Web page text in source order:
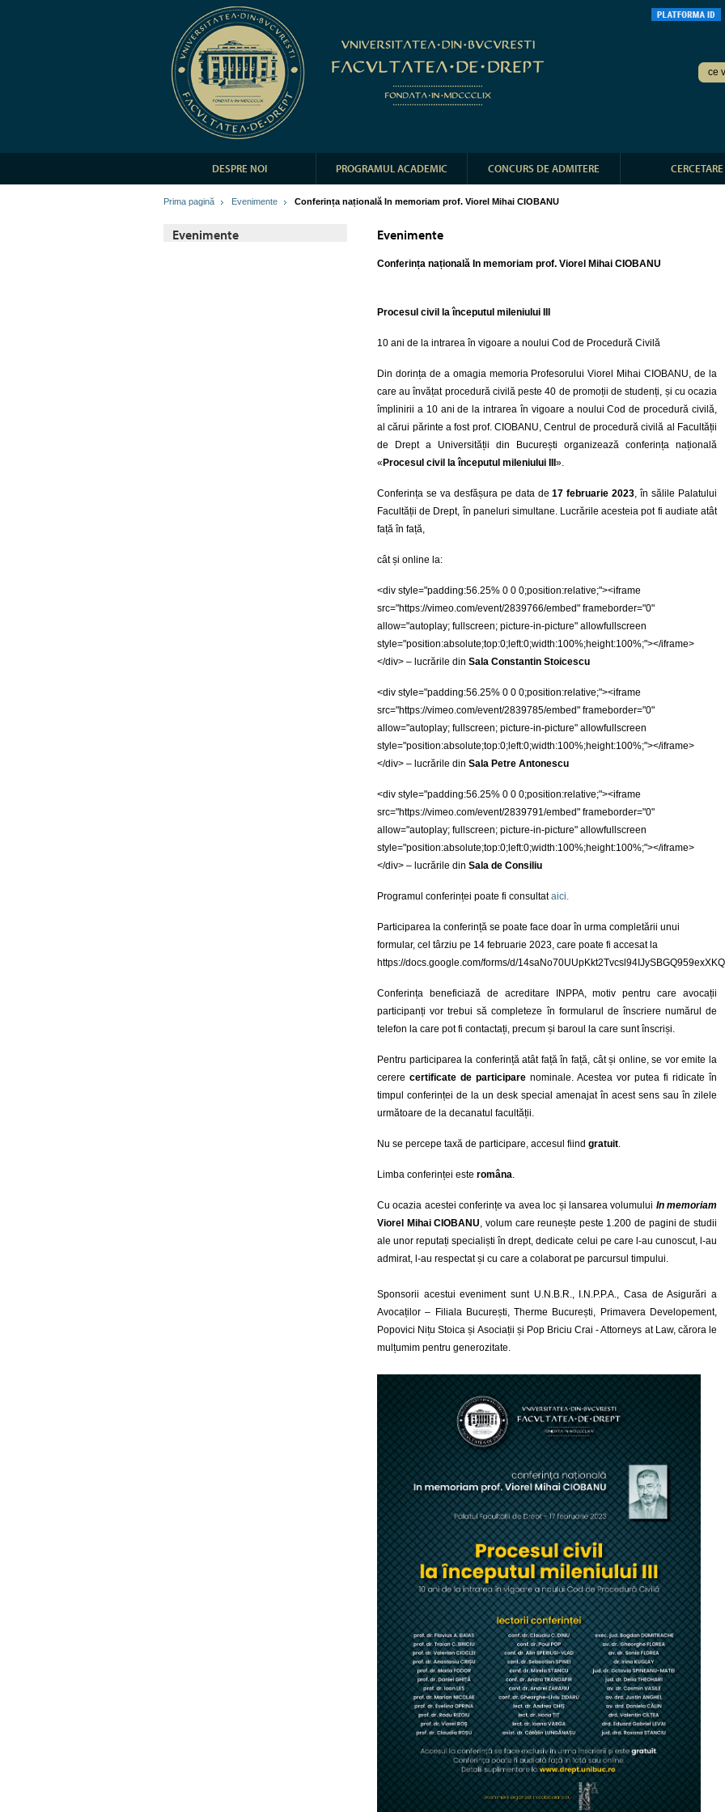
DESPRE NOI PROGRAMUL ACADEMIC CONCURS DE ADMITERE CERCETARE
Prima pagină Evenimente Conferința națională In memoriam prof. Viorel Mihai CIOBANU
Evenimente Evenimente
Conferința națională In memoriam prof. Viorel Mihai CIOBANU
Procesul civil la începutul mileniului III
10 ani de la intrarea în vigoare a noului Cod de Procedură Civilă
Din dorința de a omagia memoria Profesorului Viorel Mihai CIOBANU, de la
care au învățat procedură civilă peste 40 de promoții de studenți, și cu ocazia
împlinirii a 10 ani de la intrarea în vigoare a noului Cod de procedură civilă,
al cărui părinte a fost prof. CIOBANU, Centrul de procedură civilă al Facultății
de Drept a Universității din București organizează conferința națională
« Procesul civil la începutul mileniului III ».
Conferința se va desfășura pe data de17 februarie 2023, în sălile Palatului
Facultății de Drept, în paneluri simultane. Lucrările acesteia pot fi audiate atât
față în față,
cât și online la:
<div style="padding:56.25% 0 0 0;position:relative;"><iframe
src="https://vimeo.com/event/2839766/embed" frameborder="0"
allow="autoplay; fullscreen; picture-in-picture" allowfullscreen
style="position:absolute;top:0;left:0;width:100%;height:100%;"></iframe>
</div> – lucrările din Sala Constantin Stoicescu
<div style="padding:56.25% 0 0 0;position:relative;"><iframe
src="https://vimeo.com/event/2839785/embed" frameborder="0"
allow="autoplay; fullscreen; picture-in-picture" allowfullscreen
style="position:absolute;top:0;left:0;width:100%;height:100%;"></iframe>
</div> – lucrările din Sala Petre Antonescu
<div style="padding:56.25% 0 0 0;position:relative;"><iframe
src="https://vimeo.com/event/2839791/embed" frameborder="0"
allow="autoplay; fullscreen; picture-in-picture" allowfullscreen
style="position:absolute;top:0;left:0;width:100%;height:100%;"></iframe>
</div> – lucrările din Sala de Consiliu
Programul conferinței poate fi consultataici.
Participarea la conferință se poate face doar în urma completării unui
formular, cel târziu pe 14 februarie 2023, care poate fi accesatla
https://docs.google.com/forms/d/
Conferința beneficiază de acreditare INPPA, motiv pentru care avocații
participanți vor trebui să completeze în formularul de înscriere numărul de
telefon la care pot fi contactați, precum și baroul la care sunt înscriși.
Pentru participarea la conferință atât față în față, cât și online, se vor emite la
cerere certificate de participare nominale. Acestea vor putea fi ridicate în
timpul conferinței de la un desk special amenajat în acest sens sau în zilele
următoare de la decanatul facultății.
Nu se percepe taxă de participare, accesul fiind gratuit.
Limba conferinței este româna.
Cu ocazia acestei conferințe va avea loc și lansarea volumului In memoriam
Viorel Mihai CIOBANU, volum care reunește peste 1.200 de pagini de studii
ale unor reputați specialiști în drept, dedicate celui pe care l-au cunoscut, l-au
admirat, l-au respectat și cu care a colaborat pe parcursul timpului.
Sponsorii acestui eveniment sunt U.N.B.R., I.N.P.P.A., Casa de Asigurări a
Avocaților – Filiala București, Therme București, Primavera Developement,
Popovici Nițu Stoica și Asociații și Pop Briciu Crai - Attorneys at Law, cărora le
mulțumim pentru generozitate.